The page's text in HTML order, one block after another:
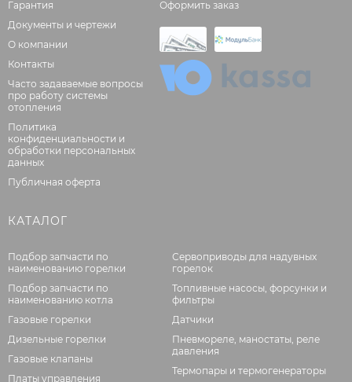
Гарантия
Документы и чертежи
О компании
Контакты
Часто задаваемые вопросы
про работу системы
отопления
Политика
конфиденциальности и
обработки персональных
данных
Публичная оферта
Оформить заказ
КАТАЛОГ
Подбор запчасти по
наименованию горелки
Подбор запчасти по
наименованию котла
Газовые горелки
Дизельные горелки
Газовые клапаны
Платы управления
Сервоприводы для надувных
горелок
Топливные насосы, форсунки и
фильтры
Датчики
Пневмореле, маностаты, реле
давления
Термопары и термогенераторы